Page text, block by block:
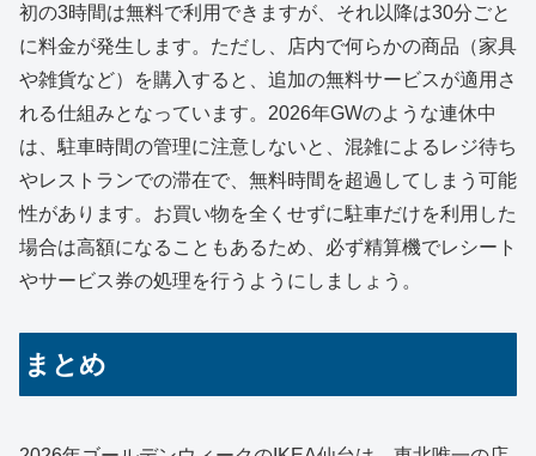
初の3時間は無料で利用できますが、それ以降は30分ごと
に料金が発生します。ただし、店内で何らかの商品（家具
や雑貨など）を購入すると、追加の無料サービスが適用さ
れる仕組みとなっています。2026年GWのような連休中
は、駐車時間の管理に注意しないと、混雑によるレジ待ち
やレストランでの滞在で、無料時間を超過してしまう可能
性があります。お買い物を全くせずに駐車だけを利用した
場合は高額になることもあるため、必ず精算機でレシート
やサービス券の処理を行うようにしましょう。
まとめ